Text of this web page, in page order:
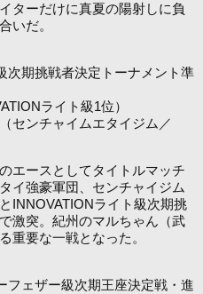
ターだけに真夏の陽射しに負
いだ。
期挑戦者決定トーナメント準
ライト級1位）
センチャイムエタイジム／
エースとしてタイトルマッチ
イ強豪軍団、センチャイジム
INNOVATIONライト級次期挑
激突。紀州のマルちゃん（武
重要な一戦となった。
ェザー級次期王座決定戦・進